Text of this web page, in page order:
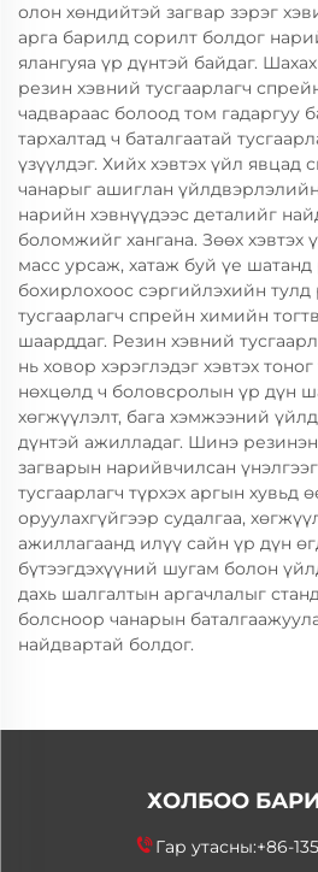
олон хөндийтэй загвар зэрэг
арга барилд сорилт болдог
ялангуяа үр дүнтэй байдаг.
резин хэвний тусгаарлагч
чадвараас болоод том гадаргуу
тархалтад ч баталгаатай
үзүүлдэг. Хийх хэвтэх үйл явцад
чанарыг ашиглан
нарийн хэвнүүдээс деталийг
боломжийг хангана. Зөөх хэвтэх
масс урсаж, хатаж буй үе
бохирлохоос сэргийлэхийн
тусгаарлагч спрейн химийн
шаарддаг. Резин хэвний
нь ховор хэрэглэдэг хэвтэх
нөхцөлд ч боловсролын үр дүн
хөгжүүлэлт, бага хэмжээний
дүнтэй ажилладаг. Шинэ
загварын нарийвчилсан
тусгаарлагч түрхэх аргын хувьд
оруулахгүйгээр судалгаа,
ажиллагаанд илүү сайн үр дүн
бүтээгдэхүүний шугам болон
дахь шалгалтын аргачлалыг
болсноор чанарын
найдвартай болдог.
ХОЛБОО
Гар утасны:+86-